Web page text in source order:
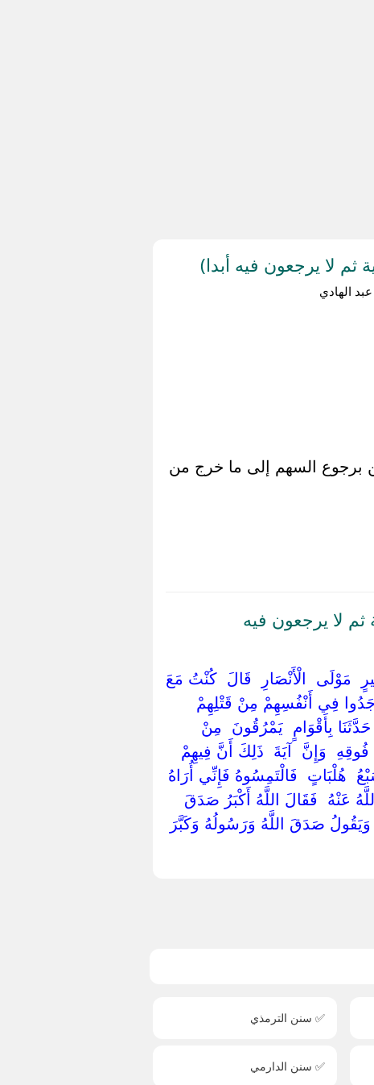
لا يرجعون فيه أبدا)
الهادي
برجوع السهم إلى ما خرج من
لا يرجعون فيه
‏مَوْلَى ‏ ‏الْأَنْصَارِ ‏ ‏قَالَ ‏ ‏كُنْتُ مَعَ
فِي أَنْفُسِهِمْ مِنْ قَتْلِهِمْ
بِأَقْوَامٍ ‏ ‏يَمْرُقُونَ ‏ ‏مِنْ
‏وَإِنَّ ‏ ‏آيَةَ ‏ ‏ذَلِكَ أَنَّ فِيهِمْ
‏هُلْبَاتٍ ‏ ‏فَالْتَمِسُوهُ فَإِنِّي أُرَاهُ
عَنْهُ ‏ ‏فَقَالَ اللَّهُ أَكْبَرُ صَدَقَ
وَيَقُولُ صَدَقَ اللَّهُ وَرَسُولُهُ وَكَبَّرَ
✅ سنن الترمذي
✅ سنن الدارمي